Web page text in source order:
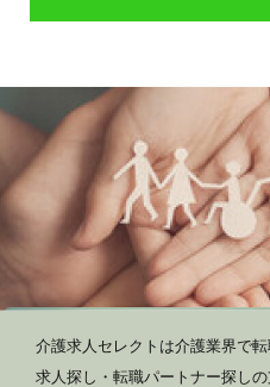
介護求人セレクトは介護業界で
求人探し・転職パートナー探し